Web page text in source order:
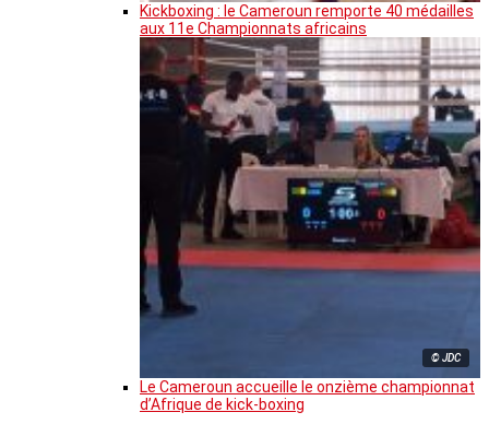
Kickboxing : le Cameroun remporte 40 médailles
aux 11e Championnats africains
© JDC
Le Cameroun accueille le onzième championnat
d’Afrique de kick-boxing